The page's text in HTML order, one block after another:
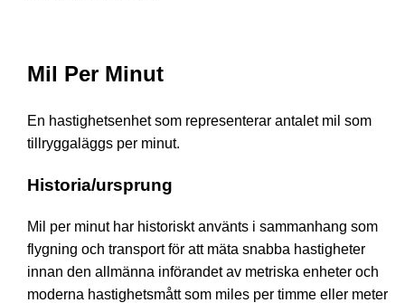
Mil Per Minut
En hastighetsenhet som representerar antalet mil som
tillryggaläggs per minut.
Historia/ursprung
Mil per minut har historiskt använts i sammanhang som
flygning och transport för att mäta snabba hastigheter
innan den allmänna införandet av metriska enheter och
moderna hastighetsmått som miles per timme eller meter